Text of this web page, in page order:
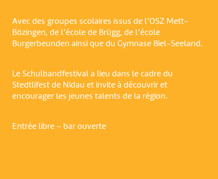
Avec des groupes scolaires issus de l’OSZ Mett-
Bözingen, de l’école de Brügg, de l’école
Burgerbeunden ainsi que du Gymnase Biel-Seeland.
Le Schulbandfestival a lieu dans le cadre du
Stedtlifest de Nidau et invite à découvrir et
encourager les jeunes talents de la région.
Entrée libre – bar ouverte